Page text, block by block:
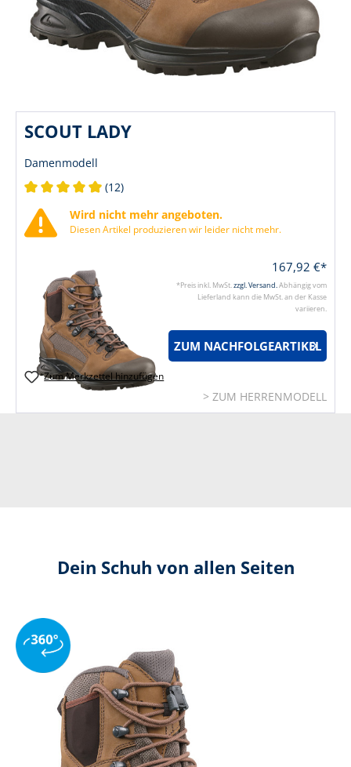
SCOUT LADY
Damenmodell
(12)
Wird nicht mehr angeboten.
Diesen Artikel produzieren wir leider nicht mehr.
167,92 €*
*Preis inkl. MwSt.zzgl. Versand.Abhängig vom
Lieferland kann die MwSt. an der Kasse
variieren.
ZUM NACHFOLGEARTIKEL
Zum Merkzettel hinzufügen
> ZUM HERRENMODELL
Dein Schuh von allen Seiten